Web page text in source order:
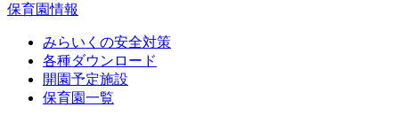
保育園情報
みらいくの安全対策
各種ダウンロード
開園予定施設
保育園一覧